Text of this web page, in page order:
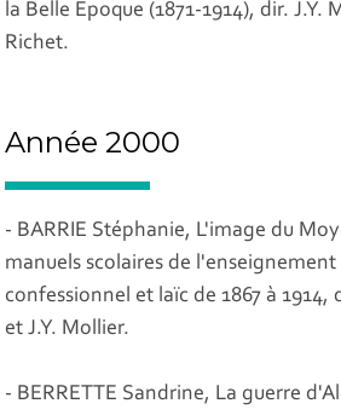
la Belle Epoque (1871-1914), dir. J.Y.
Richet.
Année 2000
- BARRIE Stéphanie, L'image du
manuels scolaires de
confessionnel et laïc de 1867 à
et J.Y. Mollier.
- BERRETTE Sandrine, La guerre